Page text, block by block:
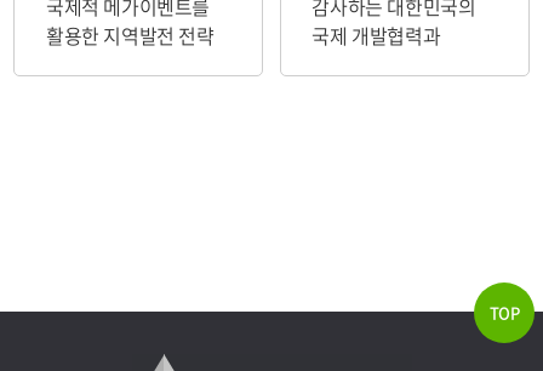
활용한 지역발전 전략
국제 개발협력과
TOP